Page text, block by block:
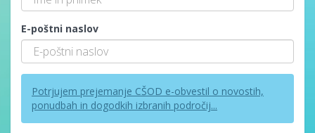
E-poštni naslov
Potrjujem prejemanje CŠOD e-obvestil o novostih,
ponudbah in dogodkih izbranih področij...